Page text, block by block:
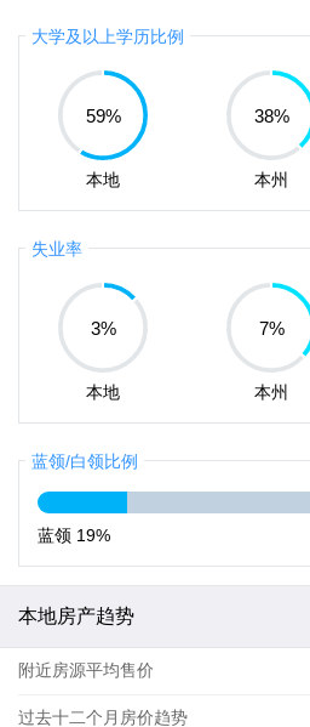
大学及以上学历比例
59%
本地
38%
本州
失业率
3%
本地
7%
本州
蓝领/白领比例
蓝领 19%
本地房产趋势
附近房源平均售价
过去十二个月房价趋势